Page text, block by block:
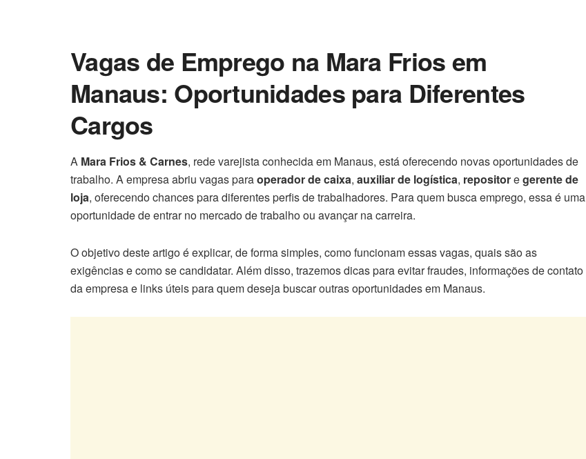
Vagas de Emprego na Mara Frios em
Manaus: Oportunidades para Diferentes
Cargos
A Mara Frios & Carnes, rede varejista conhecida em Manaus, está oferecendo novas oportunidades de
trabalho. A empresa abriu vagas paraoperador de caixa, auxiliar de logística, repositoregerente de
loja, oferecendo chances para diferentes perfis de trabalhadores. Para quem busca emprego, essa é uma
oportunidade de entrar no mercado de trabalho ou avançar na carreira.
O objetivo deste artigo é explicar, de forma simples, como funcionam essas vagas, quais são as
exigências e como se candidatar. Além disso, trazemos dicas para evitar fraudes, informações de contato
da empresa e links úteis para quem deseja buscar outras oportunidades em Manaus.